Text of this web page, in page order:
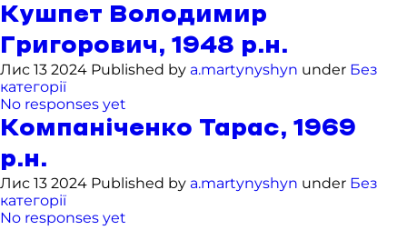
Кушпет Володимир
Григорович, 1948 р.н.
Лис 13 2024 Published by a.martynyshyn under Без
категорії
No responses yet
Компаніченко Тарас, 1969
р.н.
Лис 13 2024 Published by a.martynyshyn under Без
категорії
No responses yet